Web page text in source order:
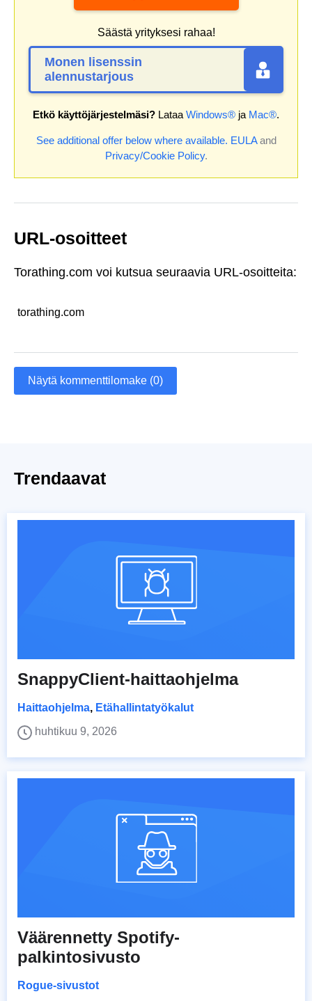
Säästä yrityksesi rahaa!
Monen lisenssin
alennustarjous
Etkö käyttöjärjestelmäsi? Lataa Windows® ja Mac®.
See additional offer below where available. EULAand
Privacy/Cookie Policy.
URL-osoitteet
Torathing.com voi kutsua seuraavia URL-osoitteita:
torathing.com
Näytä kommenttilomake (0)
Trendaavat
SnappyClient-haittaohjelma
Haittaohjelma, Etähallintatyökalut
huhtikuu 9, 2026
Väärennetty Spotify-
palkintosivusto
Rogue-sivustot